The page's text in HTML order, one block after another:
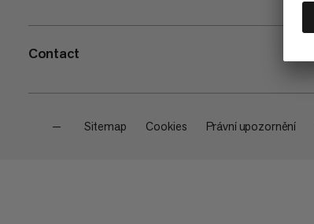
Contact
— Sitemap Cookies Právní upozornění